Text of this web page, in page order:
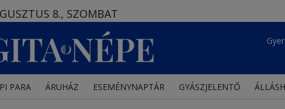
8., SZOMBAT
PARA ÁRUHÁZ ESEMÉNYNAPTÁR GYÁSZJELENTŐ